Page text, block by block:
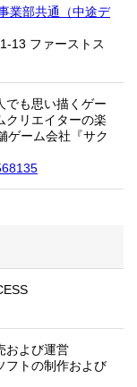
業部共通（中途デ
13 ファーストス
でも思い描くゲー
クリエイターの楽
ゲーム会社『サク
および運営
フトの制作および